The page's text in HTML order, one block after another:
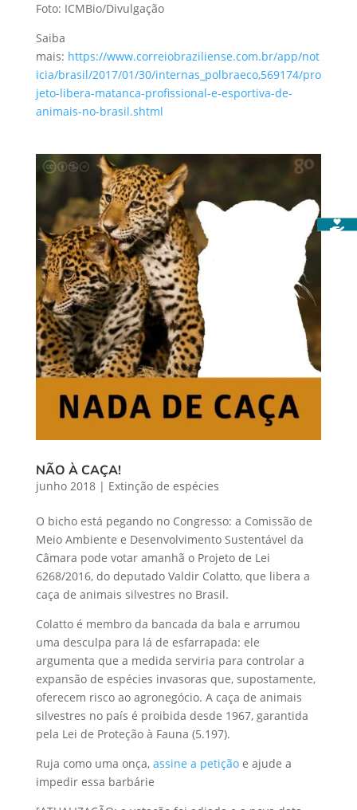
Foto: ICMBio/Divulgação
Saiba
mais: https://www.correiobraziliense.com.br/app/not
icia/brasil/2017/01/30/internas_polbraeco,569174/pro
jeto-libera-matanca-profissional-e-esportiva-de-
animais-no-brasil.shtml
NÃO À CAÇA!
junho 2018| Extinção de espécies
O bicho está pegando no Congresso: a Comissão de
Meio Ambiente e Desenvolvimento Sustentável da
Câmara pode votar amanhã o Projeto de Lei
6268/2016, do deputado Valdir Colatto, que libera a
caça de animais silvestres no Brasil.
Colatto é membro da bancada da bala e arrumou
uma desculpa para lá de esfarrapada: ele
argumenta que a medida serviria para controlar a
expansão de espécies invasoras que, supostamente,
oferecem risco ao agronegócio. A caça de animais
silvestres no país é proibida desde 1967, garantida
pela Lei de Proteção à Fauna (5.197).
Ruja como uma onça, assine a petiçãoe ajude a
impedir essa barbárie